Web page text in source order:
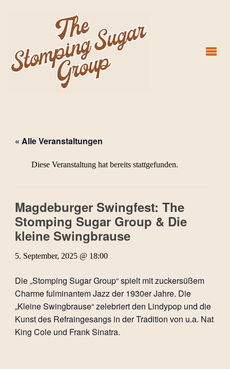
« Alle Veranstaltungen
Diese Veranstaltung hat bereits stattgefunden.
Magdeburger Swingfest: The
Stomping Sugar Group & Die
kleine Swingbrause
5. September, 2025 @ 18:00
Die „Stomping Sugar Group“ spielt mit zuckersüßem
Charme fulminantem Jazz der 1930er Jahre. Die
„Kleine Swingbrause“ zelebriert den Lindypop und die
Kunst des Refraingesangs in der Tradition von u.a. Nat
King Cole und Frank Sinatra.